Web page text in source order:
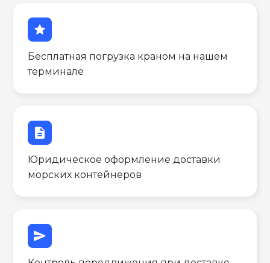
star
Бесплатная погрузка краном на нашем
терминале
description
Юридическое оформление доставки
морских контейнеров
send